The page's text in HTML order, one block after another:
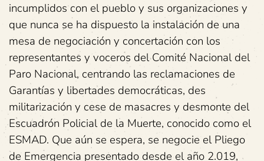
incumplidos con el pueblo y sus organizaciones y
que nunca se ha dispuesto la instalación de una
mesa de negociación y concertación con los
representantes y voceros del Comité Nacional del
Paro Nacional, centrando las reclamaciones de
Garantías y libertades democráticas, des
militarización y cese de masacres y desmonte del
Escuadrón Policial de la Muerte, conocido como el
ESMAD. Que aún se espera, se negocie el Pliego
de Emergencia presentado desde el año 2.019,